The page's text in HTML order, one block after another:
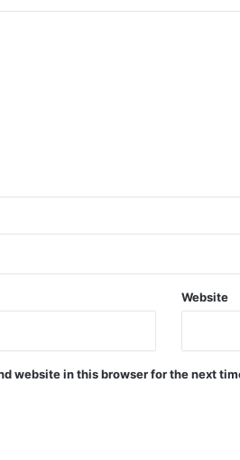
Website
website in this browser for the next